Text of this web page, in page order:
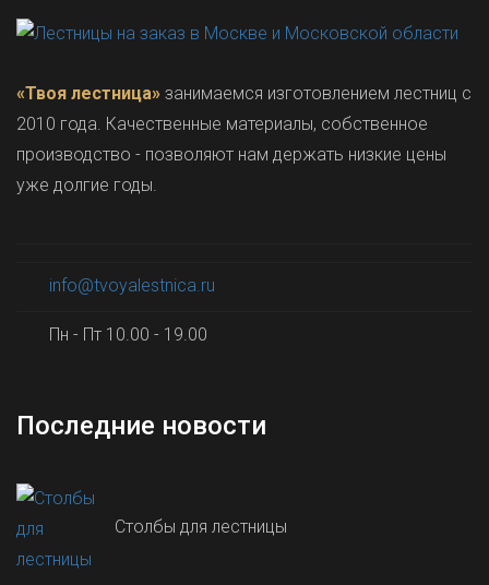
«Твоя лестница» занимаемся изготовлением лестниц с
2010 года. Качественные материалы, собственное
производство - позволяют нам держать низкие цены
уже долгие годы.
info@tvoyalestnica.ru
Пн - Пт 10.00 - 19.00
Последние новости
Столбы для лестницы